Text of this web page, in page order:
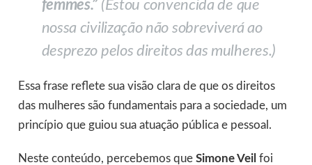
femmes.” (Estou convencida de que
nossa civilização não sobreviverá ao
desprezo pelos direitos das mulheres.)
Essa frase reflete sua visão clara de que os direitos
das mulheres são fundamentais para a sociedade, um
princípio que guiou sua atuação pública e pessoal.
Neste conteúdo, percebemos que Simone Veil foi